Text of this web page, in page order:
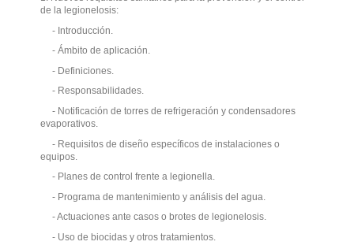
de la legionelosis:
- Introducción.
- Ámbito de aplicación.
- Definiciones.
- Responsabilidades.
- Notificación de torres de refrigeración y condensadores
evaporativos.
- Requisitos de diseño específicos de instalaciones o
equipos.
- Planes de control frente a legionella.
- Programa de mantenimiento y análisis del agua.
- Actuaciones ante casos o brotes de legionelosis.
- Uso de biocidas y otros tratamientos.